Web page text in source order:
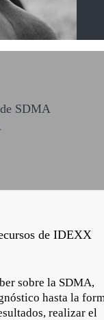
SDMA
de IDEXX
sobre la SDMA,
hasta la
realizar el